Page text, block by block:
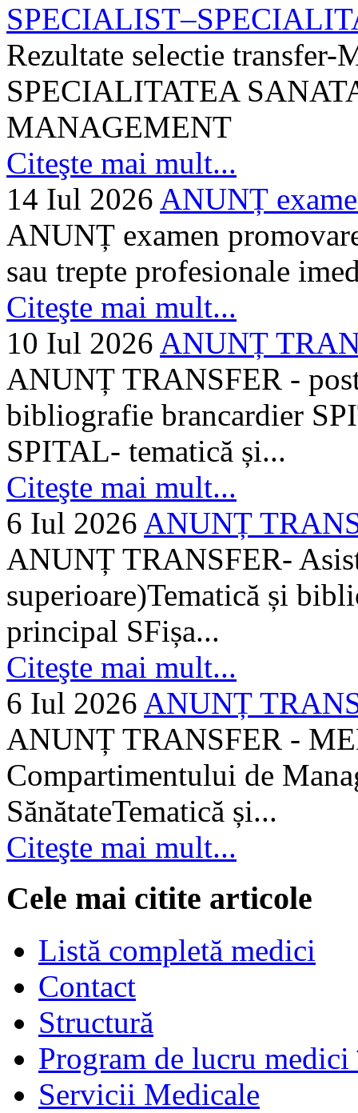
Rezultate selectie
SPECIALITATEA
MANAGEMENT
Citeşte mai mult...
14 Iul 2026 ANUNȚ
ANUNȚ examen
sau trepte profesionale
Citeşte mai mult...
10 Iul 2026 ANUNȚ
ANUNȚ TRANSFER -
bibliografie brancardier
SPITAL- tematică și...
Citeşte mai mult...
6 Iul 2026 ANUNȚ
ANUNȚ TRANSFER-
superioare)Tematică și
principal SFișa...
Citeşte mai mult...
6 Iul 2026 ANUNȚ
ANUNȚ TRANSFER -
Compartimentului de
SănătateTematică și...
Citeşte mai mult...
Cele mai citite articole
Listă completă medici
Contact
Structură
Program de lucru
Servicii Medicale